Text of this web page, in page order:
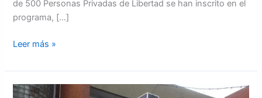
de 500 Personas Privadas de Libertad se han inscrito en el
programa, […]
Leer más »
CNE